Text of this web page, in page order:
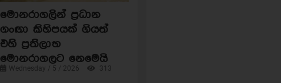
මොනරාගලින් ප්‍රධාන
ගංඟා කිහිපයක් ගියත්
එහි ප්‍රතිලාභ
මොනරාගලට නෙමෙයි
Wednesday / 5 / 2026 313